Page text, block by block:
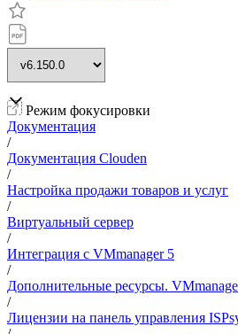
Режим фокусировки
Документация
/
Документация Clouden
/
Настройка продажи товаров и услуг
/
Виртуальный сервер
/
Интеграция с VMmanager 5
/
Дополнительные ресурсы.
/
Лицензии на панель управления